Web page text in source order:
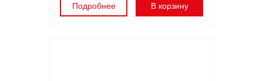
Подробнее В корзину